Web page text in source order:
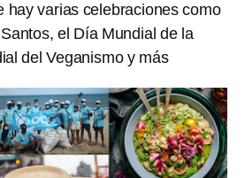
hay varias celebraciones como
el Día Mundial de la
del Veganismo y más